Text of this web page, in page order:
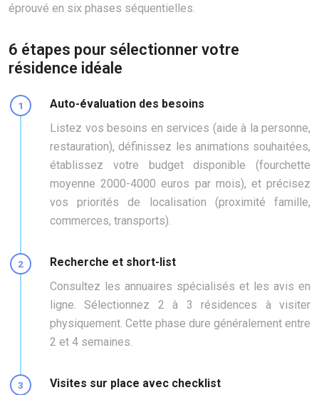
éprouvé en six phases séquentielles.
6 étapes pour sélectionner votre
résidence idéale
Auto-évaluation des besoins
Listez vos besoins en services (aide à la personne,
restauration), définissez les animations souhaitées,
établissez votre budget disponible (fourchette
moyenne 2000-4000 euros par mois), et précisez
vos priorités de localisation (proximité famille,
commerces, transports).
Recherche et short-list
Consultez les annuaires spécialisés et les avis en
ligne. Sélectionnez 2 à 3 résidences à visiter
physiquement. Cette phase dure généralement entre
2 et 4 semaines.
Visites sur place avec checklist